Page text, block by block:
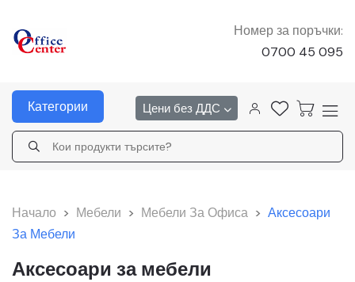
Номер за поръчки:
0700 45 095
Категории Цени без ДДС
Начало > Мебели > Мебели За Офиса > Аксесоари
За Мебели
Аксесоари за мебели